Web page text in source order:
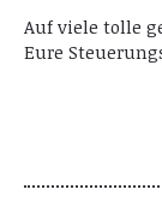
Auf viele tolle
Eure